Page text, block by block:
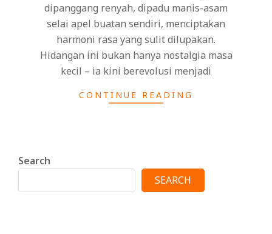
dipanggang renyah, dipadu manis-asam
selai apel buatan sendiri, menciptakan
harmoni rasa yang sulit dilupakan.
Hidangan ini bukan hanya nostalgia masa
kecil – ia kini berevolusi menjadi
CONTINUE READING
Search
SEARCH